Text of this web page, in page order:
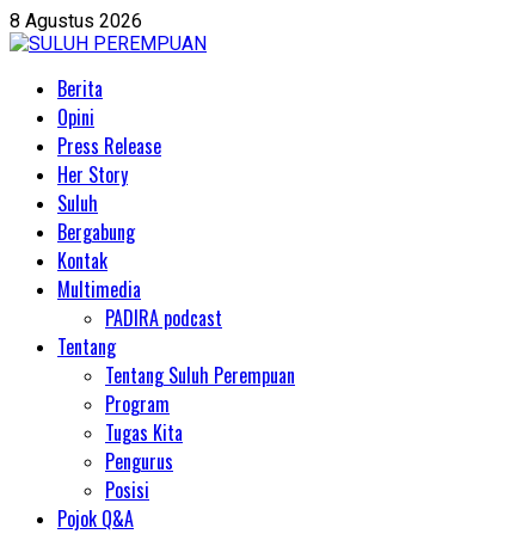
Skip
to
8 Agustus 2026
PrimaryBerita
Opini
Press Release
Her Story
Suluh
Bergabung
Kontak
Multimedia
PADIRA podcast
Tentang
Tentang Suluh Perempuan
Program
Tugas Kita
Pengurus
Posisi
Pojok Q&A